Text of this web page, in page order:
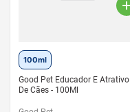
100ml
Good Pet Educador E Atrativo
De Cães - 100Ml